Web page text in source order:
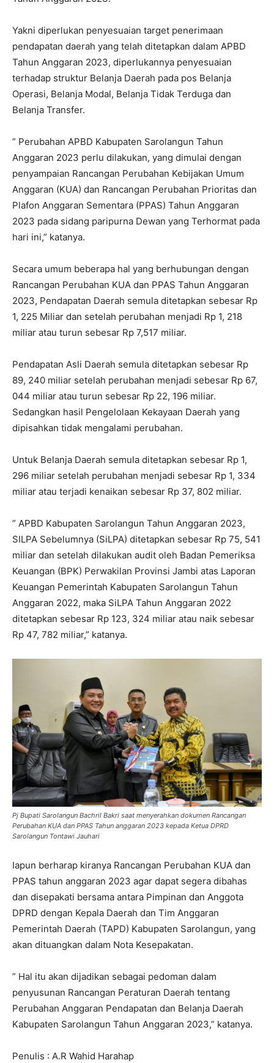
Yakni diperlukan penyesuaian target penerimaan
pendapatan daerah yang telah ditetapkan dalam APBD
Tahun Anggaran 2023, diperlukannya penyesuaian
terhadap struktur Belanja Daerah pada pos Belanja
Operasi, Belanja Modal, Belanja Tidak Terduga dan
Belanja Transfer.
” Perubahan APBD Kabupaten Sarolangun Tahun
Anggaran 2023 perlu dilakukan, yang dimulai dengan
penyampaian Rancangan Perubahan Kebijakan Umum
Anggaran (KUA) dan Rancangan Perubahan Prioritas dan
Plafon Anggaran Sementara (PPAS) Tahun Anggaran
2023 pada sidang paripurna Dewan yang Terhormat pada
hari ini,” katanya.
Secara umum beberapa hal yang berhubungan dengan
Rancangan Perubahan KUA dan PPAS Tahun Anggaran
2023, Pendapatan Daerah semula ditetapkan sebesar Rp
1, 225 Miliar dan setelah perubahan menjadi Rp 1, 218
miliar atau turun sebesar Rp 7,517 miliar.
Pendapatan Asli Daerah semula ditetapkan sebesar Rp
89, 240 miliar setelah perubahan menjadi sebesar Rp 67,
044 miliar atau turun sebesar Rp 22, 196 miliar.
Sedangkan hasil Pengelolaan Kekayaan Daerah yang
dipisahkan tidak mengalami perubahan.
Untuk Belanja Daerah semula ditetapkan sebesar Rp 1,
296 miliar setelah perubahan menjadi sebesar Rp 1, 334
miliar atau terjadi kenaikan sebesar Rp 37, 802 miliar.
” APBD Kabupaten Sarolangun Tahun Anggaran 2023,
SILPA Sebelumnya (SiLPA) ditetapkan sebesar Rp 75, 541
miliar dan setelah dilakukan audit oleh Badan Pemeriksa
Keuangan (BPK) Perwakilan Provinsi Jambi atas Laporan
Keuangan Pemerintah Kabupaten Sarolangun Tahun
Anggaran 2022, maka SiLPA Tahun Anggaran 2022
ditetapkan sebesar Rp 123, 324 miliar atau naik sebesar
Rp 47, 782 miliar,” katanya.
Pj Bupati Sarolangun Bachril Bakri saat menyerahkan dokumen Rancangan
Perubahan KUA dan PPAS Tahun anggaran 2023 kepada Ketua DPRD
Sarolangun Tontawi Jauhari
Iapun berharap kiranya Rancangan Perubahan KUA dan
PPAS tahun anggaran 2023 agar dapat segera dibahas
dan disepakati bersama antara Pimpinan dan Anggota
DPRD dengan Kepala Daerah dan Tim Anggaran
Pemerintah Daerah (TAPD) Kabupaten Sarolangun, yang
akan dituangkan dalam Nota Kesepakatan.
” Hal itu akan dijadikan sebagai pedoman dalam
penyusunan Rancangan Peraturan Daerah tentang
Perubahan Anggaran Pendapatan dan Belanja Daerah
Kabupaten Sarolangun Tahun Anggaran 2023,” katanya.
Penulis : A.R Wahid Harahap